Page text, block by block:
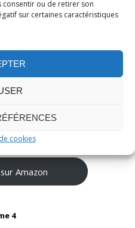
consentir ou de retirer son
sur certaines caractéristiques
cookies
Amazon
4